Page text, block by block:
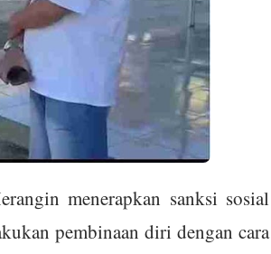
menerapkan sanksi sosial
pembinaan diri dengan cara